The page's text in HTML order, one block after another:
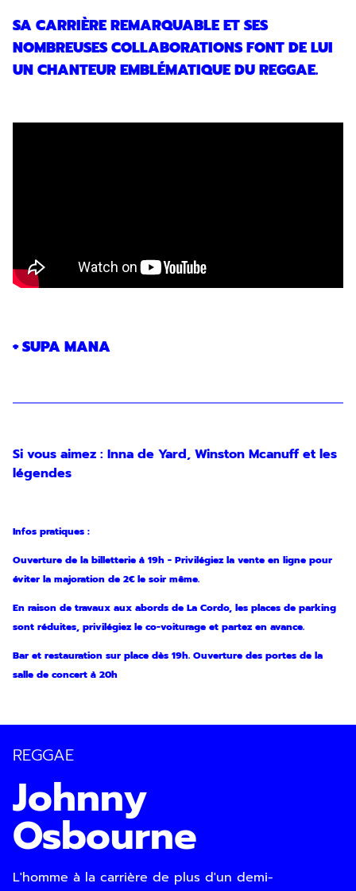
SA CARRIÈRE REMARQUABLE ET SES
NOMBREUSES COLLABORATIONS FONT DE LUI
UN CHANTEUR EMBLÉMATIQUE DU REGGAE.
+ SUPA MANA
Si vous aimez : Inna de Yard, Winston Mcanuff et les
légendes
Infos pratiques :
Ouverture de la billetterie à 19h - Privilégiez la vente en ligne pour
éviter la majoration de 2€ le soir même.
En raison de travaux aux abords de La Cordo, les places de parking
sont réduites, privilégiez le co-voiturage et partez en avance.
Bar et restauration sur place dès 19h. Ouverture des portes de la
salle de concert à 20h
REGGAE
Johnny
Osbourne
L'homme à la carrière de plus d'un demi-
Inscription
Newsletter